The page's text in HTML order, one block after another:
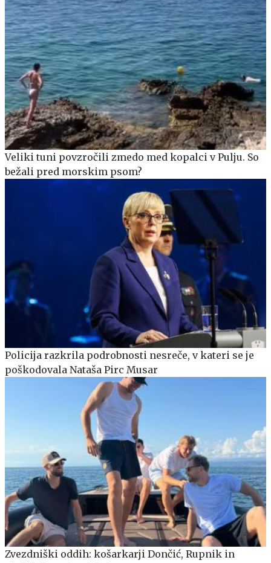
Veliki tuni povzročili zmedo med kopalci v Pulju. So
bežali pred morskim psom?
Policija razkrila podrobnosti nesreče, v kateri se je
poškodovala Nataša Pirc Musar
Zvezdniški oddih: košarkarji Dončić, Rupnik in